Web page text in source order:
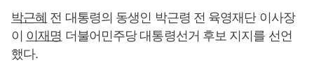
박근혜 전 대통령의 동생인 박근령 전 육영재단 이사장
이 이재명 더불어민주당 대통령선거 후보 지지를 선언
했다.